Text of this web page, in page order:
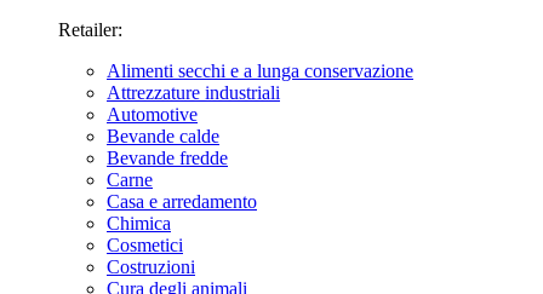
Retailer:
Alimenti secchi e a lunga conservazione
Attrezzature industriali
Automotive
Bevande calde
Bevande fredde
Carne
Casa e arredamento
Chimica
Cosmetici
Costruzioni
Cura degli animali